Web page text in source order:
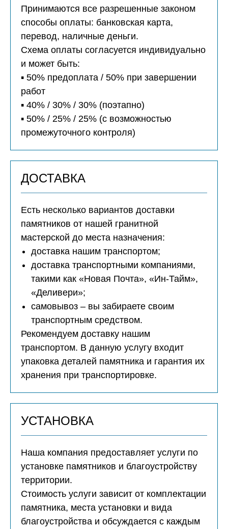
Принимаются все разрешенные законом
способы оплаты: банковская карта,
перевод, наличные деньги.
Схема оплаты согласуется индивидуально
и может быть:
▪️ 50% предоплата / 50% при завершении
работ
▪️ 40% / 30% / 30% (поэтапно)
▪️ 50% / 25% / 25% (с возможностью
промежуточного контроля)
ДОСТАВКА
Есть несколько вариантов доставки
памятников от нашей гранитной
мастерской до места назначения:
доставка нашим транспортом;
доставка транспортными компаниями,
такими как «Новая Почта», «Ин-Тайм»,
«Деливери»;
самовывоз – вы забираете своим
транспортным средством.
Рекомендуем доставку нашим
транспортом. В данную услугу входит
упаковка деталей памятника и гарантия их
хранения при транспортировке.
УСТАНОВКА
Наша компания предоставляет услуги по
установке памятников и благоустройству
территории.
Стоимость услуги зависит от комплектации
памятника, места установки и вида
благоустройства и обсуждается с каждым